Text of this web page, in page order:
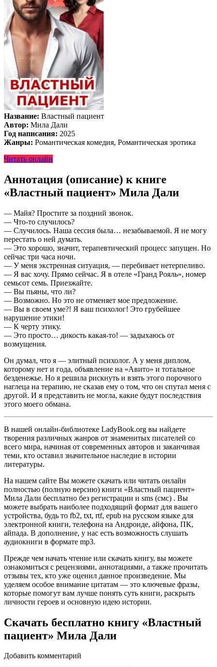
Название: Властный пациент
Автор: Мила Дали
Год написания: 2025
Жанры: Романтическая комедия, Романтическая эротика
Читать онлайн
Аннотация (описание) к книге
«Властный пациент» Мила Дали
— Майя? Простите за поздний звонок.
— Что-то случилось?
— Случилось. Наша сессия была… незабываемой. Я не могу
перестать о ней думать.
— Это хорошо, значит, терапевтический процесс запущен. Но
сейчас три часа ночи.
— У меня экстренная ситуация, — перебивает нетерпеливо.
— Я вас хочу. Прямо сейчас. Я в отеле «Гранд Рояль», номер
семьсот семь. Приезжайте.
— Вы пьяны, что ли?
— Возможно. Но это не отменяет мое предложение.
— Вы в своем уме?! Я ваш психолог! Это грубейшее
нарушение этики!
— К черту этику.
— Это просто… дикость какая-то! — задыхаюсь от
возмущения.
Он думал, что я — элитный психолог. А у меня диплом,
которому нет и года, объявление на «Авито» и тотальное
безденежье. Но я решила рискнуть и взять этого порочного
наглеца на терапию, не сказав ему о том, что он спутал меня с
другой. И я представить не могла, какие будут последствия
этого моего обмана.
В нашей онлайн-библиотеке LadyBook.org вы найдете
творения различных жанров от знаменитых писателей со
всего мира, начиная от современных авторов и заканчивая
теми, кто оставил значительное наследие в истории
литературы.
На нашем сайте Вы можете скачать или читать онлайн
полностью (полную версию) книги «Властный пациент»
Мила Дали бесплатно без регистрации и sms (смс) . Вы
можете выбрать наиболее подходящий формат для вашего
устройства, будь то fb2, txt, rtf, epub на русском языке для
электронной книги, телефона на Андроиде, айфона, ПК,
айпада. В дополнение, у нас есть возможность слушать
аудиокниги в формате mp3.
Прежде чем начать чтение или скачать книгу, вы можете
ознакомиться с рецензиями, аннотациями, а также прочитать
отзывы тех, кто уже оценил данное произведение. Мы
уделяем особое внимание цитатам — это ключевые фразы,
которые помогут вам лучше понять суть книги, раскрыть
личности героев и основную идею истории.
Скачать бесплатно книгу «Властный
пациент» Мила Дали
Добавить комментарий